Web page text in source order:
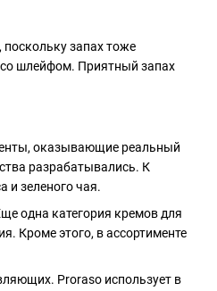
запах тоже
со шлейфом. Приятный запах
оказывающие реальный
разрабатывались. К
и зеленого чая.
одна категория кремов для
Кроме этого, в ассортименте
Proraso использует в